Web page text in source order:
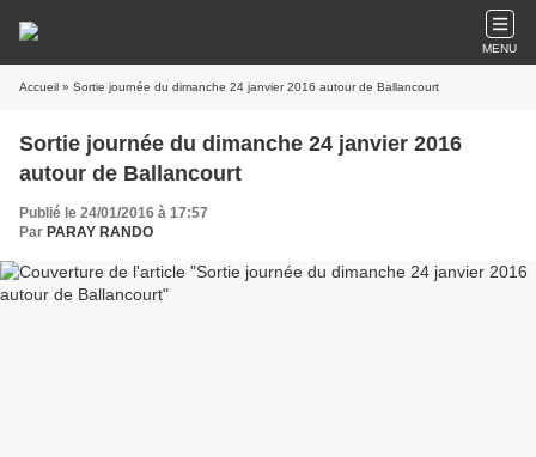
MENU
Accueil » Sortie journée du dimanche 24 janvier 2016 autour de Ballancourt
Sortie journée du dimanche 24 janvier 2016
autour de Ballancourt
Publié le 24/01/2016 à 17:57
Par PARAY RANDO